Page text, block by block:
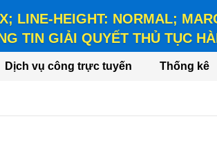
LINE-HEIGHT: NORMAL;
TIN GIẢI QUYẾT THỦ TỤC
NORMAL; MARGIN: 10PX
Dịch vụ công trực tuyến Thống kê